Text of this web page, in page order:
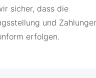
sicher, dass die
und
erfolgen.